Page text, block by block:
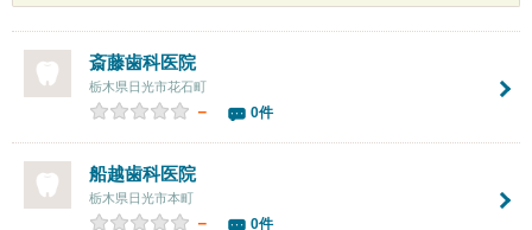
斎藤歯科医院
栃木県日光市花石町
－ 0件
船越歯科医院
栃木県日光市本町
－ 0件